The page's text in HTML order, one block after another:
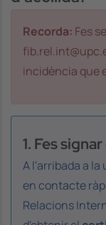
Recorda: Fes
incidència que
1. Fes
A l'arribada a
en contacte
Relacions